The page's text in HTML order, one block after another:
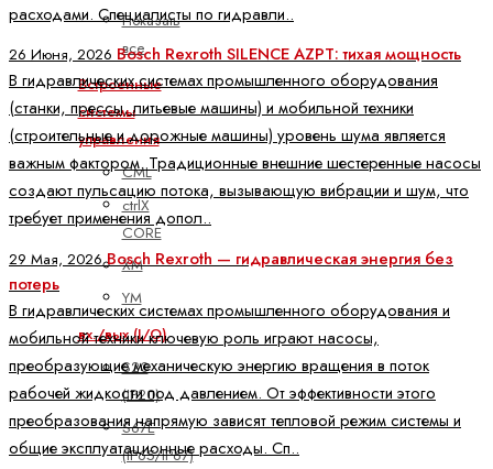
Показать
все
Встроенные
системы
управления
CML
ctrlX
CORE
XM
YM
вх./вых (I/O)
S20
(IP20)
S67E
(IP65/IP67)
расходами. Специалисты по гидравли..
26 Июня, 2026 Bosch Rexroth SILENCE AZPT: тихая мощность
В гидравлических системах промышленного оборудования
(станки, прессы, литьевые машины) и мобильной техники
(строительные и дорожные машины) уровень шума является
важным фактором. Традиционные внешние шестеренные насосы
создают пульсацию потока, вызывающую вибрации и шум, что
требует применения допол..
29 Мая, 2026Bosch Rexroth — гидравлическая энергия без
потерь
В гидравлических системах промышленного оборудования и
мобильной техники ключевую роль играют насосы,
преобразующие механическую энергию вращения в поток
рабочей жидкости под давлением. От эффективности этого
преобразования напрямую зависят тепловой режим системы и
общие эксплуатационные расходы. Сп..